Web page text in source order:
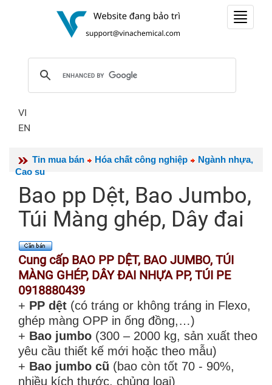
Toggle
VI
EN
Tin mua bán Hóa chất công nghiệp
Ngành nhựa,
Cao su
Bao pp Dệt, Bao Jumbo,
Túi Màng ghép, Dây đai
Cung cấp BAO PP DỆT, BAO JUMBO, TÚI
MÀNG GHÉP, DÂY ĐAI NHỰA PP, TÚI PE
0918880439
+ PP dệt (có tráng or không tráng in Flexo,
ghép màng OPP in ống đồng,…)
+ Bao jumbo (300 – 2000 kg, sản xuất theo
yêu cầu thiết kế mới hoặc theo mẫu)
+ Bao jumbo cũ (bao còn tốt 70 - 90%,
nhiều kích thước, chủng loại)